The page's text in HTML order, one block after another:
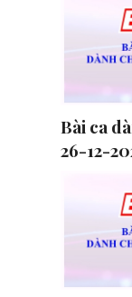
Bài ca
26-12-